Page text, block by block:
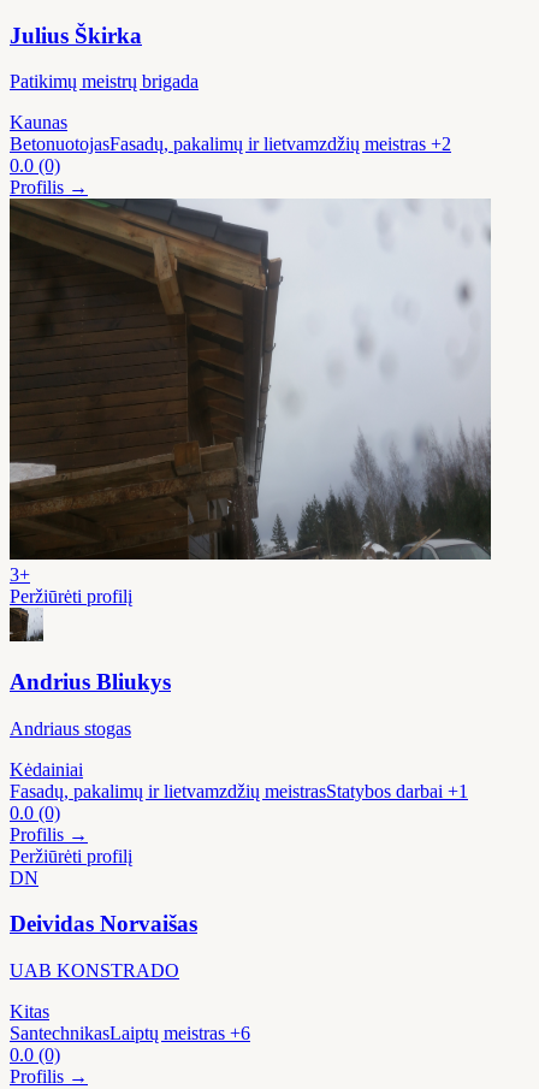
Julius Škirka
Patikimų meistrų brigada
Kaunas
BetonuotojasFasadų, pakalimų ir lietvamzdžių meistras +2
0.0 (0)
Profilis →
3+
Peržiūrėti profilį
Andrius Bliukys
Andriaus stogas
Kėdainiai
Fasadų, pakalimų ir lietvamzdžių meistrasStatybos darbai +1
0.0 (0)
Profilis →
Peržiūrėti profilį
DN
Deividas Norvaišas
UAB KONSTRADO
Kitas
SantechnikasLaiptų meistras +6
0.0 (0)
Profilis →